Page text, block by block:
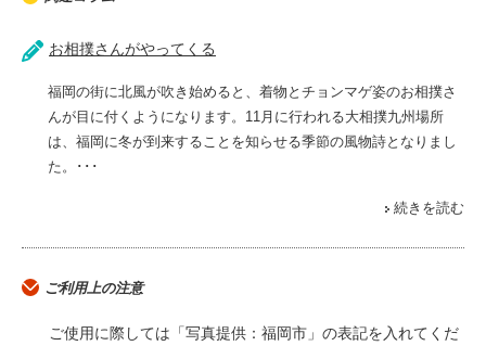
お相撲さんがやってくる
福岡の街に北風が吹き始めると、着物とチョンマゲ姿のお相撲さ
んが目に付くようになります。11月に行われる大相撲九州場所
は、福岡に冬が到来することを知らせる季節の風物詩となりまし
た。･･･
続きを読む
ご利用上の注意
ご使用に際しては「写真提供：福岡市」の表記を入れてくだ